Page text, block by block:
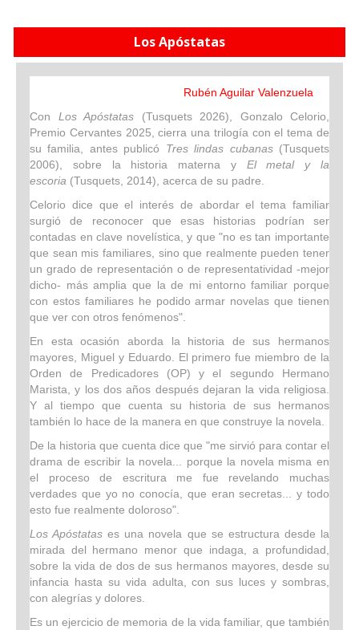
Los Apóstatas
Rubén Aguilar Valenzuela
Con Los Apóstatas (Tusquets 2026), Gonzalo Celorio,
Premio Cervantes 2025, cierra una trilogía con el tema de
su familia, antes publicó Tres lindas cubanas (Tusquets
2006), sobre la historia materna y
El metal y la
escoria (Tusquets, 2014), acerca de su padre.
Celorio dice que el interés de abordar el tema familiar
surgió de reconocer que esas historias podrían ser
contadas en clave novelística, y que "no es tan importante
que sean mis familiares, sino que realmente pueden tener
un grado de representación o de representatividad -mejor
dicho- más amplia que la de mi entorno familiar porque
con estos familiares he podido armar novelas que tienen
que ver con otros fenómenos".
En esta ocasión aborda la historia de sus hermanos
mayores, Miguel y Eduardo. El primero fue miembro de la
Orden de Predicadores (OP) y el segundo Hermano
Marista, y los dos años después dejaran la vida religiosa.
Y al tiempo que cuenta su historia de sus hermanos
también lo hace de la manera en que construye la novela.
De la historia que cuenta dice que "me sirvió para contar el
drama de escribir la novela... porque la novela misma en
el proceso de escritura me fue revelando muchas
verdades que yo no conocía, que eran secretas... y todo
esto fue realmente doloroso".
Los Apóstatas es una novela que se estructura desde la
mirada del hermano menor que indaga, a profundidad,
sobre la vida de dos de sus hermanos mayores, desde su
infancia hasta su vida adulta, con sus luces y sombras,
con alegrías y dolores.
Es un ejercicio de memoria de la vida familiar, que también